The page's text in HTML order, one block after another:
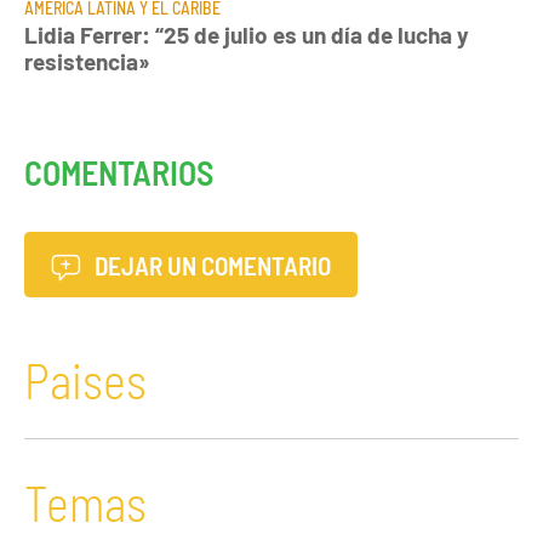
AMÉRICA LATINA Y EL CARIBE
Lidia Ferrer: “25 de julio es un día de lucha y
resistencia»
COMENTARIOS
DEJAR UN COMENTARIO
Paises
Temas